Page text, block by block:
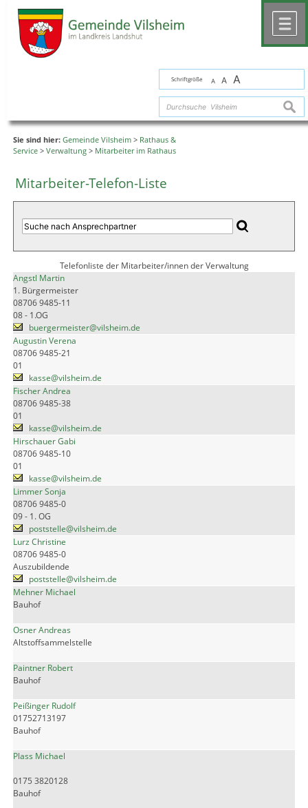
Schriftgröße A A A
Sie sind hier: Gemeinde Vilsheim > Rathaus &
Service > Verwaltung > Mitarbeiter im Rathaus
Mitarbeiter-Telefon-Liste
Telefonliste der Mitarbeiter/innen der Verwaltung
Angstl Martin
1. Bürgermeister
08706 9485-11
08 - 1.OG
buergermeister@vilsheim.de
Augustin Verena
08706 9485-21
01
kasse@vilsheim.de
Fischer Andrea
08706 9485-38
01
kasse@vilsheim.de
Hirschauer Gabi
08706 9485-10
01
kasse@vilsheim.de
Limmer Sonja
08706 9485-0
09 - 1. OG
poststelle@vilsheim.de
Lurz Christine
08706 9485-0
Auszubildende
poststelle@vilsheim.de
Mehner Michael
Bauhof
Osner Andreas
Altstoffsammelstelle
Paintner Robert
Bauhof
Peißinger Rudolf
01752713197
Bauhof
Plass Michael
0175 3820128
Bauhof